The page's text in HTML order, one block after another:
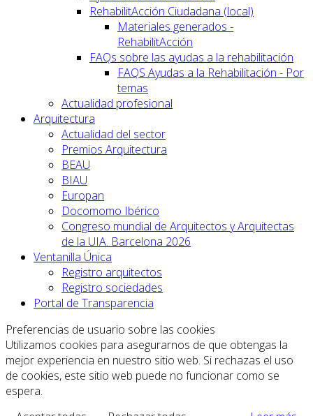
RehabilitAcción Ciudadana (local)
Materiales generados -
RehabilitAcción
FAQs sobre las ayudas a la rehabilitación
FAQS Ayudas a la Rehabilitación - Por
temas
Actualidad profesional
Arquitectura
Actualidad del sector
Premios Arquitectura
BEAU
BIAU
Europan
Docomomo Ibérico
Congreso mundial de Arquitectos y Arquitectas
de la UIA. Barcelona 2026
Ventanilla Única
Registro arquitectos
Registro sociedades
Portal de Transparencia
Preferencias de usuario sobre las cookies
Utilizamos cookies para asegurarnos de que obtengas la
mejor experiencia en nuestro sitio web. Si rechazas el uso
de cookies, este sitio web puede no funcionar como se
espera.